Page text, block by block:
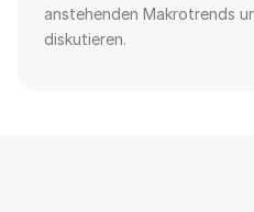
anstehenden Makrotrends
diskutieren.